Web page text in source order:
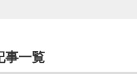
事一覧